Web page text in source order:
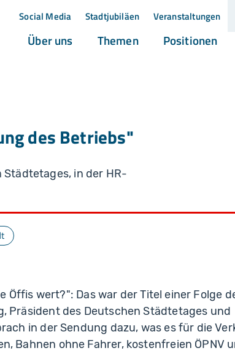
Social Media Stadtjubiläen Veranstaltungen
Über uns(current)Themen(current)Positionen
des Betriebs"
in der HR-
Öffis wert?": Das war der Titel einer Folge
Präsident des Deutschen Städtetages und
in der Sendung dazu, was es für die
Bahnen ohne Fahrer, kostenfreien ÖPNV